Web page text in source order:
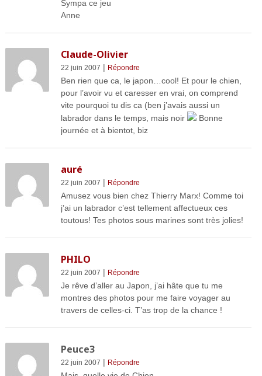
Sympa ce jeu
Anne
Claude-Olivier
22 juin 2007 | Répondre
Ben rien que ca, le japon…cool! Et pour le chien,
pour l’avoir vu et caresser en vrai, on comprend
vite pourquoi tu dis ca (ben j’avais aussi un
labrador dans le temps, mais noir
Bonne
journée et à bientot, biz
auré
22 juin 2007 | Répondre
Amusez vous bien chez Thierry Marx! Comme toi
j’ai un labrador c’est tellement affectueux ces
toutous! Tes photos sous marines sont très jolies!
PHILO
22 juin 2007 | Répondre
Je rêve d’aller au Japon, j’ai hâte que tu me
montres des photos pour me faire voyager au
travers de celles-ci. T’as trop de la chance !
Peuce3
22 juin 2007 | Répondre